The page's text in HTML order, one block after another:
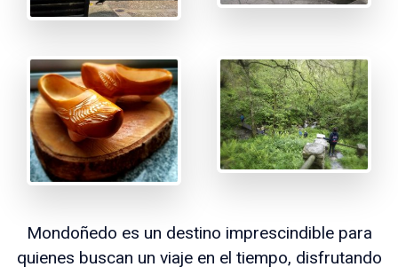
Mondoñedo es un destino imprescindible para
quienes buscan un viaje en el tiempo, disfrutando